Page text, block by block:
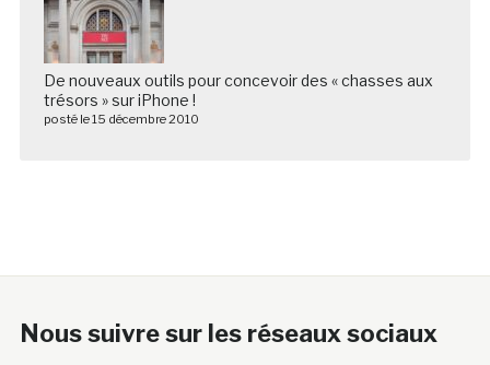
De nouveaux outils pour concevoir des « chasses aux
trésors » sur iPhone !
posté le 15 décembre 2010
Nous suivre sur les réseaux sociaux